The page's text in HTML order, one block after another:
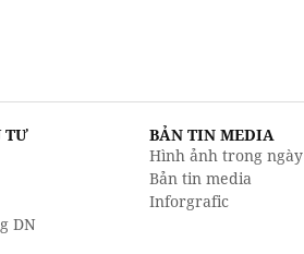
TƯ
DN
BẢN TIN MEDIA
Hình ảnh trong ngày
Bản tin media
Inforgrafic